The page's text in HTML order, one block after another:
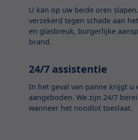
U kan op uw beide oren
verzekerd tegen schade aan
en glasbreuk, burgerlijke
brand.
24/7 assistentie
In het geval van panne krijgt u
aangeboden. We zijn 24/7
wanneer het noodlot toeslaat.